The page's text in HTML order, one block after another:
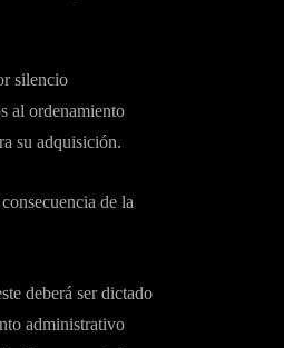
silencio
al ordenamiento
su adquisición.
de la
deberá ser dictado
administrativo